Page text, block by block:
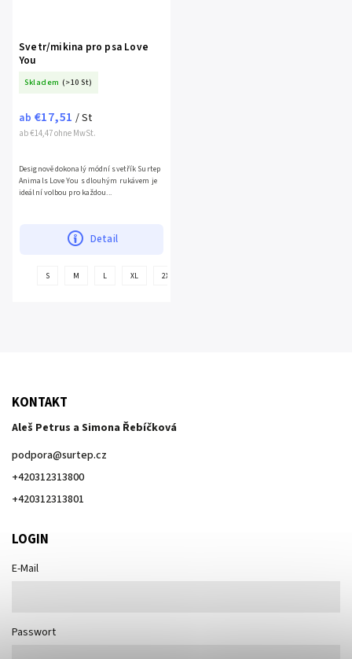
Svetr/mikina pro psa Love
You
Skladem (>10 St)
ab €14,47 ohne MwSt.
ab €17,51 / St
Detail
Designově dokonalý módní svetřík Surtep
Animals Love You s dlouhým rukávem je
ideální volbou pro každou...
S M L XL 2XL
KONTAKT
Aleš Petrus a Simona Řebíčková
podpora@surtep.cz
+420312313800
+420312313801
LOGIN
E-Mail
Passwort